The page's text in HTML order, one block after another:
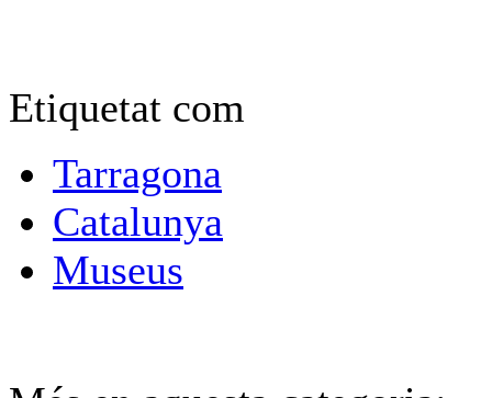
Etiquetat com
Tarragona
Catalunya
Museus